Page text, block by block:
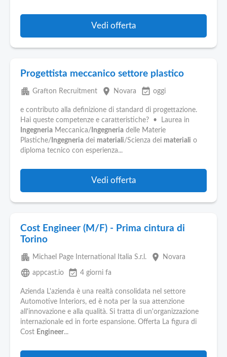
Vedi offerta
Progettista meccanico settore plastico
apartment Grafton Recruitment place Novara event_available oggi
e contributo alla definizione di standard di progettazione.
Hai queste competenze e caratteristiche? • Laurea in
Ingegneria Meccanica/ Ingegneria delle Materie
Plastiche/ Ingegneria dei materiali/Scienza dei materiali o
diploma tecnico con esperienza...
Vedi offerta
Cost Engineer (M/F) - Prima cintura di
Torino
apartment Michael Page International Italia S.r.l. place Novara
language appcast.io event_available 4 giorni fa
Azienda L'azienda è una realtà consolidata nel settore
Automotive Interiors, ed è nota per la sua attenzione
all'innovazione e alla qualità. Si tratta di un'organizzazione
internazionale ed in forte espansione. Offerta La figura di
Cost Engineer...